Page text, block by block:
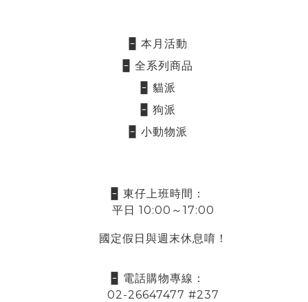
🁢 本月活動
🁢 全系列商品
🁢 貓派
🁢 狗派
🁢 小動物派
🁢 東仔上班時間：
平日 10:00～17:00
國定假日與週末休息唷！
🁢 電話購物專線：
02-26647477 #237